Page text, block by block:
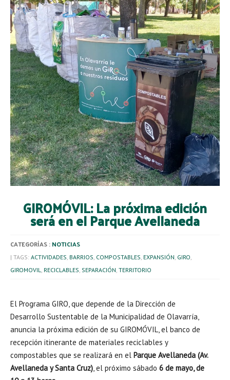
GIROMÓVIL: La próxima edición
será en el Parque Avellaneda
CATEGORÍAS :NOTICIAS
| TAGS: ACTIVIDADES, BARRIOS, COMPOSTABLES, EXPANSIÓN, GIRO,
GIROMOVIL, RECICLABLES, SEPARACIÓN, TERRITORIO
El Programa GIRO, que depende de la Dirección de
Desarrollo Sustentable de la Municipalidad de Olavarría,
anuncia la próxima edición de su GIROMÓVIL, el banco de
recepción itinerante de materiales reciclables y
compostables que se realizará en el Parque Avellaneda (Av.
Avellaneda y Santa Cruz), el próximo sábado 6 de mayo, de